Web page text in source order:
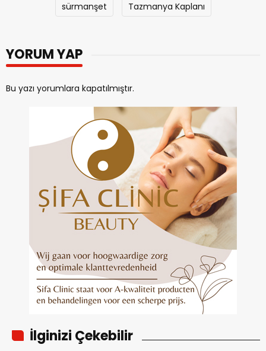
sürmanşet Tazmanya Kaplanı
YORUM YAP
Bu yazı yorumlara kapatılmıştır.
İlginizi Çekebilir